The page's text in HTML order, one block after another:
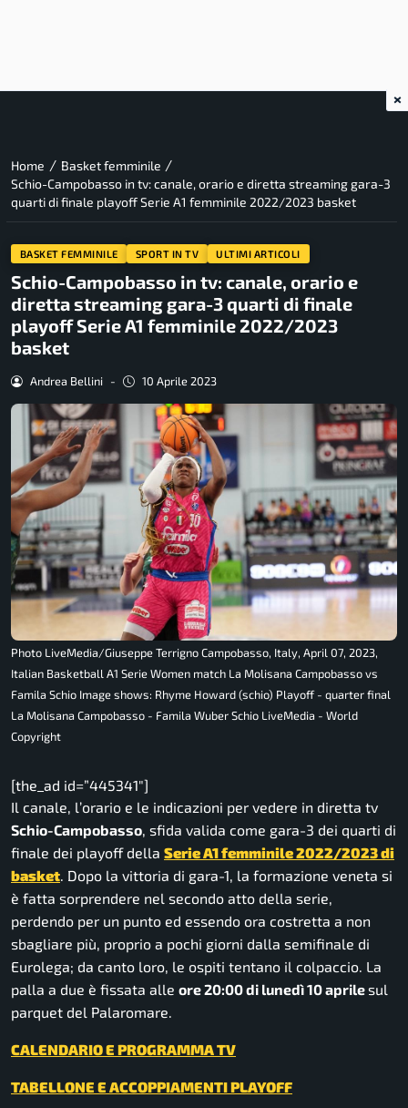
Home / Basket femminile /
Schio-Campobasso in tv: canale, orario e diretta streaming gara-3
quarti di finale playoff Serie A1 femminile 2022/2023 basket
BASKET FEMMINILE SPORT IN TV ULTIMI ARTICOLI
Schio-Campobasso in tv: canale, orario e
diretta streaming gara-3 quarti di finale
playoff Serie A1 femminile 2022/2023
basket
Andrea Bellini - 10 Aprile 2023
Photo LiveMedia/Giuseppe Terrigno Campobasso, Italy, April 07, 2023,
Italian Basketball A1 Serie Women match La Molisana Campobasso vs
Famila Schio Image shows: Rhyme Howard (schio) Playoff - quarter final
La Molisana Campobasso - Famila Wuber Schio LiveMedia - World
Copyright
[the_ad id=”445341″]
Il canale, l’orario e le indicazioni per vedere in diretta tv
Schio-Campobasso, sfida valida come gara-3 dei quarti di
finale dei playoff della Serie A1 femminile 2022/2023 di
basket. Dopo la vittoria di gara-1, la formazione veneta si
è fatta sorprendere nel secondo atto della serie,
perdendo per un punto ed essendo ora costretta a non
sbagliare più, proprio a pochi giorni dalla semifinale di
Eurolega; da canto loro, le ospiti tentano il colpaccio. La
palla a due è fissata alle ore 20:00 di lunedì 10 aprilesul
parquet del Palaromare.
CALENDARIO E PROGRAMMA TV
TABELLONE E ACCOPPIAMENTI PLAYOFF
×